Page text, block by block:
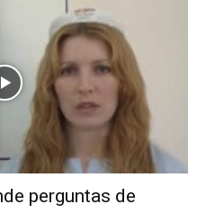
perguntas de